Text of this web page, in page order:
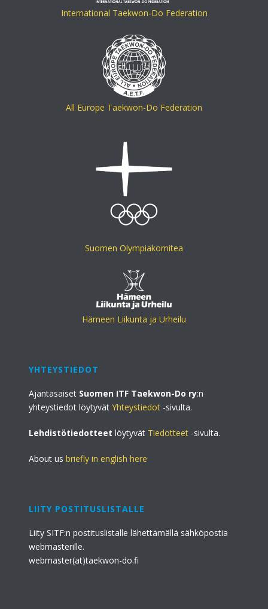
International Taekwon-Do Federation
All Europe Taekwon-Do Federation
Suomen Olympiakomitea
Hämeen Liikunta ja Urheilu
YHTEYSTIEDOT
Ajantasaiset Suomen ITF Taekwon-Do ry:n
yhteystiedot löytyvätYhteystiedot -sivulta.
Lehdistötiedotteet löytyvät Tiedotteet -sivulta.
About usbriefly in english here
LIITY POSTITUSLISTALLE
Liity SITF:n postituslistalle lähettämällä sähköpostia
webmasterille.
webmaster(at)taekwon-do.fi